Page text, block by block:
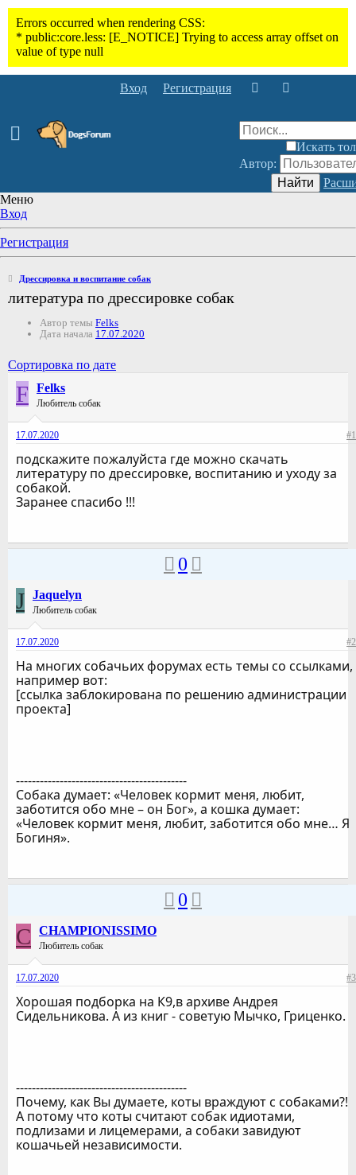
Вход Регистрация
Искать
Автор:
Найти
Меню
Вход
Регистрация
Дрессировка и воспитание собак
литература по дрессировке собак
Автор темы Felks
Дата начала 17.07.2020
Сортировка по дате
F Felks
Любитель собак
17.07.2020 #1
подскажите пожалуйста где можно скачать
литературу по дрессировке, воспитанию и уходу за
собакой.
Заранее спасибо !!!
0
J Jaquelyn
Любитель собак
17.07.2020 #2
На многих собачьих форумах есть темы со ссылками,
например вот:
[ссылка заблокирована по решению администрации
проекта]
-------------------------------------------
Собака думает: «Человек кормит меня, любит,
заботится обо мне – он Бог», а кошка думает:
«Человек кормит меня, любит, заботится обо мне… Я
Богиня».
0
C CHAMPIONISSIMO
Любитель собак
17.07.2020 #3
Хорошая подборка на К9,в архиве Андрея
Сидельникова. А из книг - советую Мычко, Гриценко.
-------------------------------------------
Почему, как Вы думаете, коты враждуют с собаками?!
А потому что коты считают собак идиотами,
подлизами и лицемерами, а собаки завидуют
кошачьей независимости.